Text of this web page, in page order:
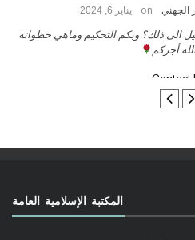
on يناير 25, 2026
وبركاتة أرغب بنشر كتابي معكم
المكتبة الإسلامية العامة